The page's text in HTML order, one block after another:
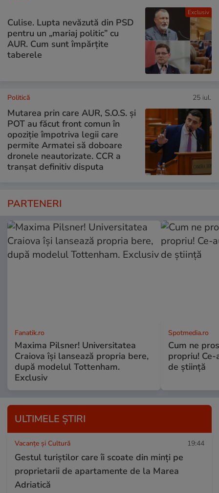
Exclusiv
Culise. Lupta nevăzută din PSD
pentru un „mariaj politic” cu
AUR. Cum sunt împărțite
taberele
Politică 25 iul.
Mutarea prin care AUR, S.O.S. și
POT au făcut front comun în
opoziție împotriva legii care
permite Armatei să doboare
dronele neautorizate. CCR a
tranșat definitiv disputa
PARTENERI
Fanatik.ro
Maxima Pilsner! Universitatea
Craiova își lansează propria bere,
după modelul Tottenham.
Exclusiv
Spotmedia.ro
Cum ne
propriu!
de știință
ULTIMELE ȘTIRI
Vacanțe și Cultură 19:44
Gestul turiștilor care îi scoate din minți pe
proprietarii de apartamente de la Marea
Adriatică